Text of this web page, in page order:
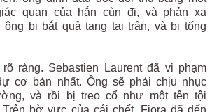
quan của hắn cùn đi, và phản xạ
bị bắt quả tang tại trận, và bị tống
ràng. Sebastien Laurent đã vi phạm
cơ bản nhất. Ông sẽ phải chịu nhục
và rồi bị treo cổ như một tên tội